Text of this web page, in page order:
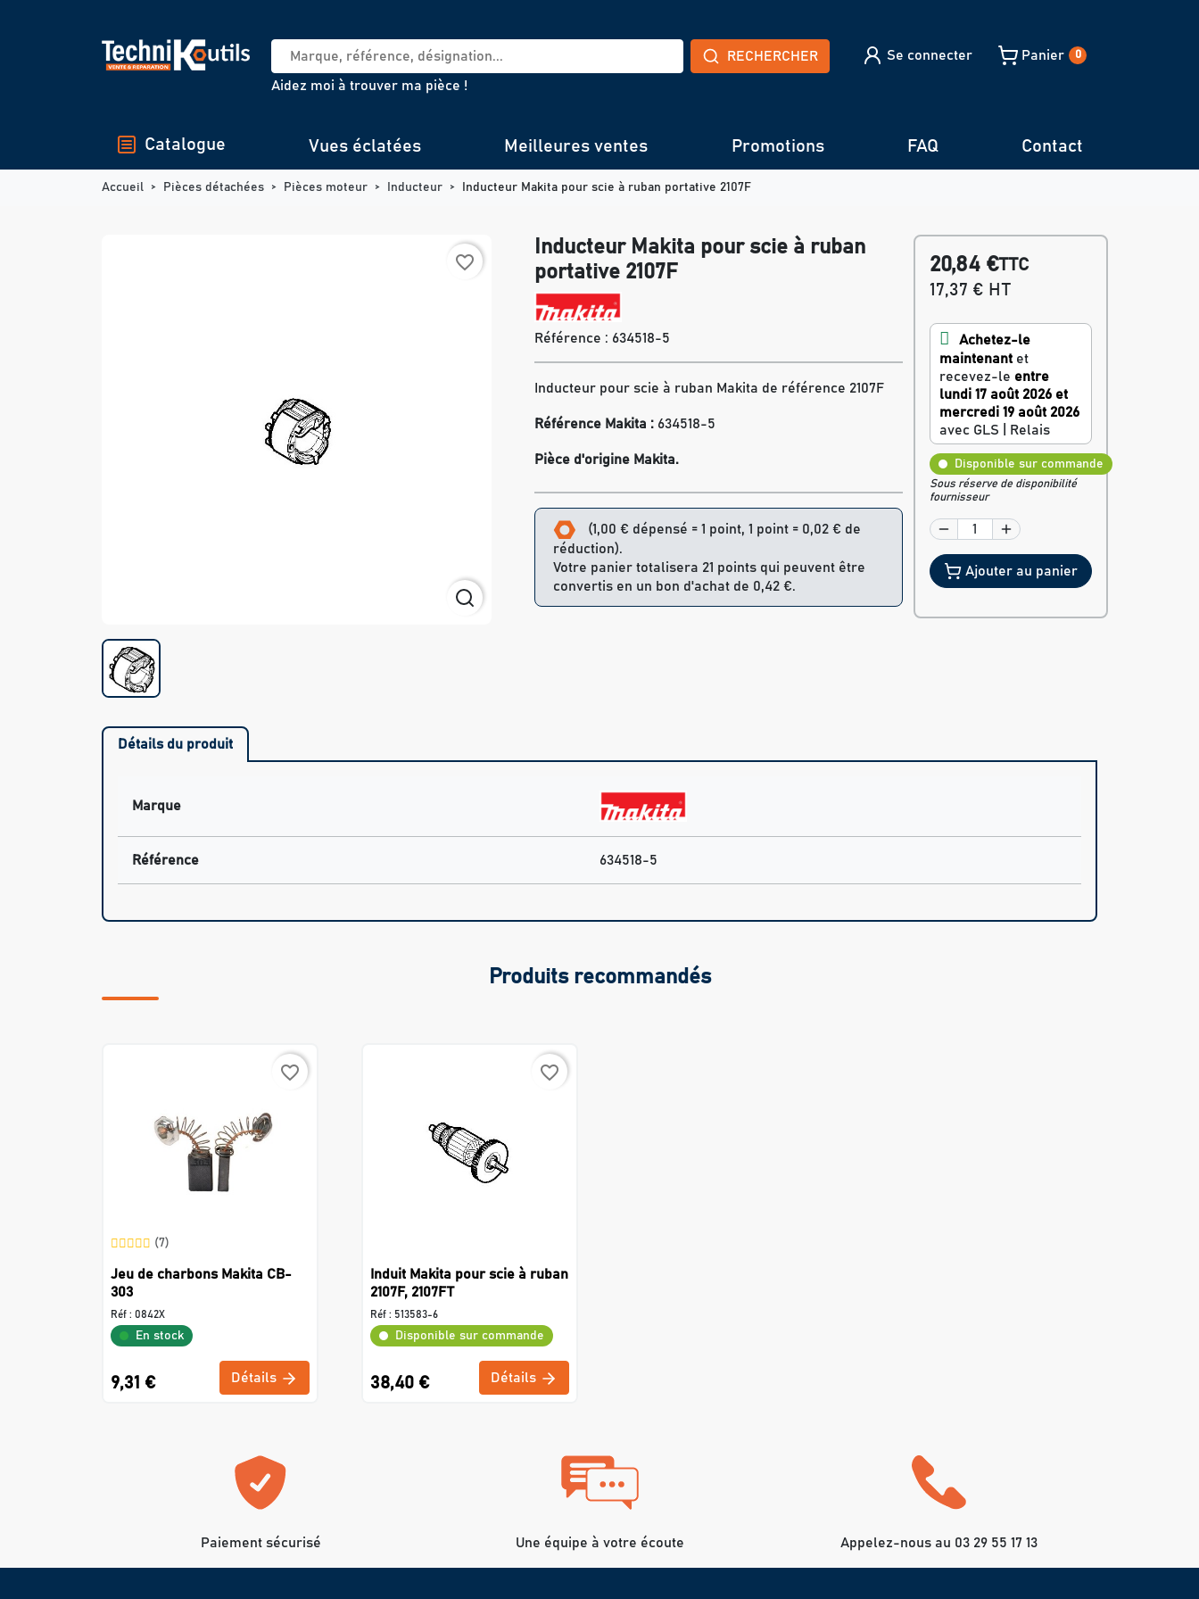
RECHERCHER
Aidez moi à trouver ma pièce !
Se connecter Panier 0
Catalogue Vues éclatées Meilleures ventes Promotions FAQ Contact
Accueil Pièces détachées Pièces moteur Inducteur Inducteur Makita pour scie à ruban portative 2107F
favorite_border
Inducteur Makita pour scie à ruban
portative 2107F
Référence : 634518-5
Inducteur pour scie à ruban Makita de référence 2107F
Référence Makita : 634518-5
Pièce d'origine Makita.
(1,00 € dépensé = 1 point, 1 point = 0,02 € de
réduction).
Votre panier totalisera 21 points qui peuvent être
convertis en un bon d'achat de 0,42 €.
20,84 €TTC
17,37 € HT
Achetez-le
maintenantet
recevez-le entre
lundi 17 août 2026 et
mercredi 19 août 2026
avec GLS | Relais
Disponible sur commande
Sous réserve de disponibilité
fournisseur
Ajouter au panier
Détails du produit
Marque
Référence 634518-5
Produits recommandés
favorite_border
(7)
Jeu de charbons Makita CB-
303
Réf : 0842X
En stock
9,31 € Détails
favorite_border
Induit Makita pour scie à ruban
2107F, 2107FT
Réf : 513583-6
Disponible sur commande
38,40 € Détails
Paiement sécurisé Une équipe à votre écoute Appelez-nous au 03 29 55 17 13